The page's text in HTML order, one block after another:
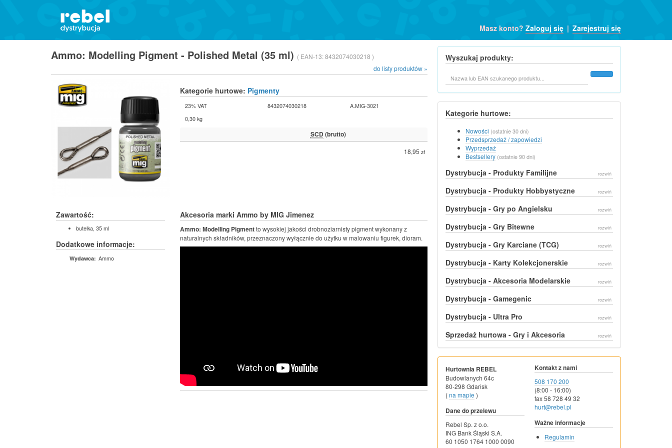
Masz konto? Zaloguj się | Zarejestruj się
Ammo: Modelling Pigment - Polished Metal (35 ml) ( EAN-13:8432074030218 )
do listy produktów »
Kategorie hurtowe: Pigmenty
23% VAT 8432074030218
A.MIG-3021
0,30 kg
SCD (brutto)
18,95 zł
Zawartość:
butelka, 35 ml
Dodatkowe informacje:
Wydawca: Ammo
Akcesoria marki Ammo by MIG Jimenez
Ammo: Modelling Pigmentto wysokiej jakości drobnoziarnisty pigment wykonany z
naturalnych składników, przeznaczony wyłącznie do użytku w malowaniu figurek, dioram.
Wyszukaj produkty:
Kategorie hurtowe:
Nowości (ostatnie 30 dni)
Przedsprzedaż / zapowiedzi
Wyprzedaż
Bestsellery (ostatnie 90 dni)
Dystrybucja - Produkty Familijne rozwiń
Dystrybucja - Produkty Hobbystyczne rozwiń
Dystrybucja - Gry po Angielsku rozwiń
Dystrybucja - Gry Bitewne rozwiń
Dystrybucja - Gry Karciane (TCG) rozwiń
Dystrybucja - Karty Kolekcjonerskie rozwiń
Dystrybucja - Akcesoria Modelarskie rozwiń
Dystrybucja - Gamegenic rozwiń
Dystrybucja - Ultra Pro rozwiń
Sprzedaż hurtowa - Gry i Akcesoria rozwiń
Hurtownia REBEL
Budowlanych 64c
80-298 Gdańsk
(na mapie )
Dane do przelewu
Rebel Sp. z o.o.
ING Bank Śląski S.A.
60 1050 1764 1000 0090
Kontakt z nami
508 170 200
(8:00 - 16:00)
fax 58 728 49 32
hurt@rebel.pl
Ważne informacje
Regulamin